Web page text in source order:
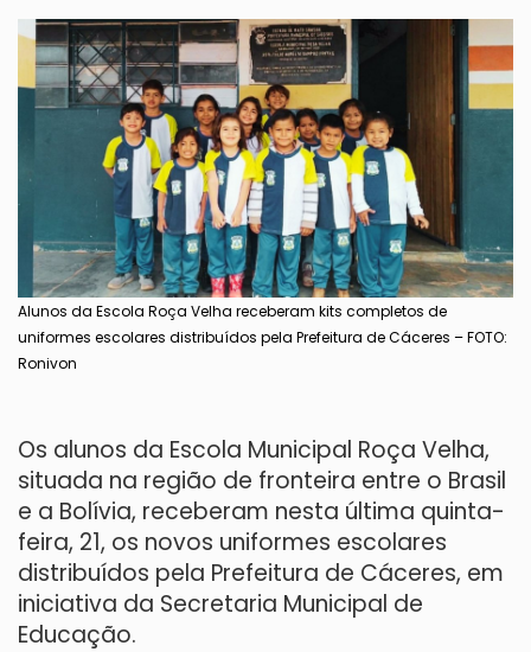
Alunos da Escola Roça Velha receberam kits completos de
uniformes escolares distribuídos pela Prefeitura de Cáceres – FOTO:
Ronivon
Os alunos da Escola Municipal Roça Velha,
situada na região de fronteira entre o Brasil
e a Bolívia, receberam nesta última quinta-
feira, 21, os novos uniformes escolares
distribuídos pela Prefeitura de Cáceres, em
iniciativa da Secretaria Municipal de
Educação.